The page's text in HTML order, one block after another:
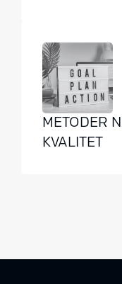
METODER
KVALITET